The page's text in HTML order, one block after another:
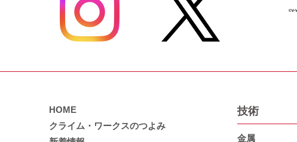
HOME
クライム・ワークスのつよみ
技術
金属